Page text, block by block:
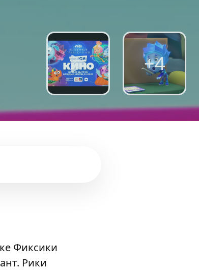
+4
Фиксики
Рики